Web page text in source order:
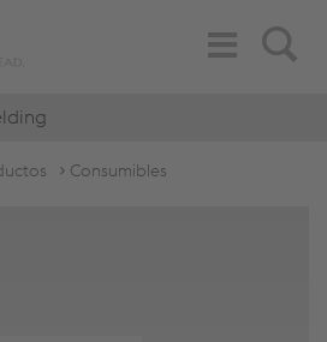
Search
Toggle
Navigation
Consumibles